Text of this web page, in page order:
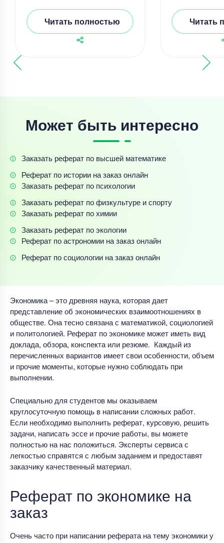
Читать полностью Читать
Может быть интересно
Заказать реферат по высшей математике
Реферат по истории на заказ онлайн
Заказать реферат по психологии
Заказать реферат по физкультуре и спорту
Заказать реферат по химии
Заказать реферат по экологии
Реферат по астрономии на заказ онлайн
Реферат по социологии на заказ онлайн
Экономика – это древняя наука, которая дает
представление об экономических взаимоотношениях в
обществе. Она тесно связана с математикой, социологией
и политологией. Реферат по экономике может иметь вид
доклада, обзора, конспекта или резюме. Каждый из
перечисленных вариантов имеет свои особенности, объем
и прочие моменты, которые нужно соблюдать при
выполнении.
Специально для студентов мы оказываем
круглосуточную помощь в написании сложных работ.
Если необходимо выполнить реферат, курсовую, решить
задачи, написать эссе и прочие работы, вы можете
полностью на нас положиться. Эксперты сервиса с
легкостью справятся с любым заданием и предоставят
заказчику качественный материал.
Реферат по экономике на
заказ
Очень часто при написании реферата на тему экономики у